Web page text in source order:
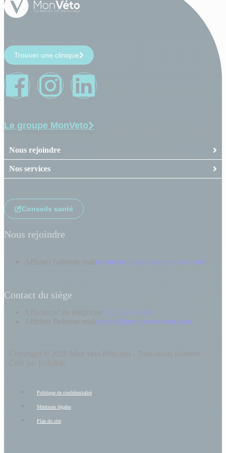
Trouver une clinique
Le groupe MonVeto
Nous rejoindre
Nos services
Conseils santé
Nous rejoindre
recrutement@groupemonveto.com
Contact du siège
02 35 63 89 08
contact@groupemonveto.com
Politique de confidentialité
Mentions légales
Plan du site